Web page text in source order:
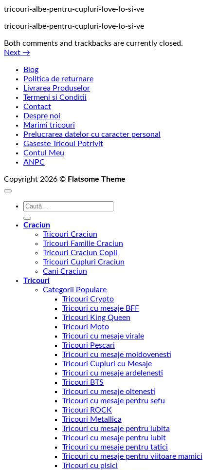
tricouri-albe-pentru-cupluri-love-lo-si-ve
tricouri-albe-pentru-cupluri-love-lo-si-ve
Both comments and trackbacks are currently closed.
Next →
Blog
Politica de returnare
Livrarea Produselor
Termeni si Conditii
Contact
Despre noi
Marimi tricouri
Prelucrarea datelor cu caracter personal
Gaseste Tricoul Potrivit
Contul Meu
ANPC
Copyright 2026 © Flatsome Theme
Caută
Craciun
Tricouri Craciun
Tricouri Familie Craciun
Tricouri Craciun Copii
Tricouri Cupluri Craciun
Cani Craciun
Tricouri
Categorii Populare
Tricouri Crypto
Tricouri cu mesaje BFF
Tricouri King Queen
Tricouri Moto
Tricouri cu mesaje virale
Tricouri Pescari
Tricouri cu mesaje moldovenesti
Tricouri Cupluri cu Mesaje
Tricouri cu mesaje ardelenesti
Tricouri BTS
Tricouri cu mesaje oltenesti
Tricouri cu mesaje pentru sefu
Tricouri ROCK
Tricouri Metallica
Tricouri cu mesaje pentru iubita
Tricouri cu mesaje pentru iubit
Tricouri cu mesaje pentru tatici
Tricouri cu mesaje pentru viitoare mamici
Tricouri cu pisici